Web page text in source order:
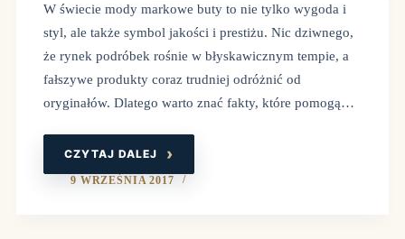
W świecie mody markowe buty to nie tylko wygoda i
styl, ale także symbol jakości i prestiżu. Nic dziwnego,
że rynek podróbek rośnie w błyskawicznym tempie, a
fałszywe produkty coraz trudniej odróżnić od
oryginałów. Dlatego warto znać fakty, które pomogą…
CZYTAJ DALEJ
JAK
PODRÓBKI
9 WRZEŚNIA 2017